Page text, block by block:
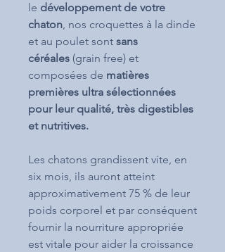
le développement de votre
chaton, nos croquettes à la dinde
et au poulet sont sans
céréales (grain free) et
composées de matières
premières ultra sélectionnées
pour leur qualité, très digestibles
et nutritives.
Les chatons grandissent vite, en
six mois, ils auront atteint
approximativement 75 % de leur
poids corporel et par conséquent
fournir la nourriture appropriée
est vitale pour aider la croissance